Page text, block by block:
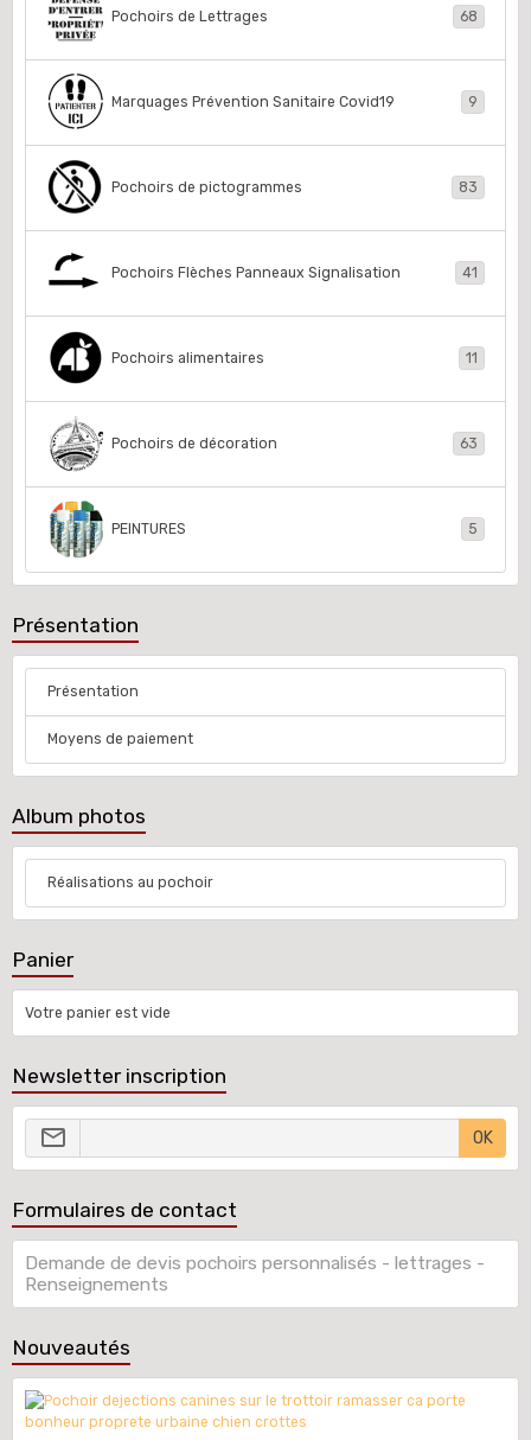
Pochoirs de Lettrages 68
Marquages Prévention Sanitaire Covid19 9
Pochoirs de pictogrammes 83
Pochoirs Flèches Panneaux Signalisation 41
Pochoirs alimentaires 11
Pochoirs de décoration 63
PEINTURES 5
Présentation
Présentation
Moyens de paiement
Album photos
Réalisations au pochoir
Panier
Votre panier est vide
Newsletter inscription
OK
Formulaires de contact
Demande de devis pochoirs personnalisés - lettrages -
Renseignements
Nouveautés